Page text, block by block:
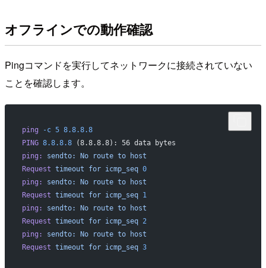
オフラインでの動作確認
Pingコマンドを実行してネットワークに接続されていない
ことを確認します。
ping -c 5 8.8.8.8
PING 8.8.8.8 (8.8.8.8): 56 data bytes
ping:
sendto: No route to host
Request timeout for icmp_seq 0
ping:
sendto: No route to host
Request timeout for icmp_seq 1
ping:
sendto: No route to host
Request timeout for icmp_seq 2
ping:
sendto: No route to host
Request timeout for icmp_seq 3